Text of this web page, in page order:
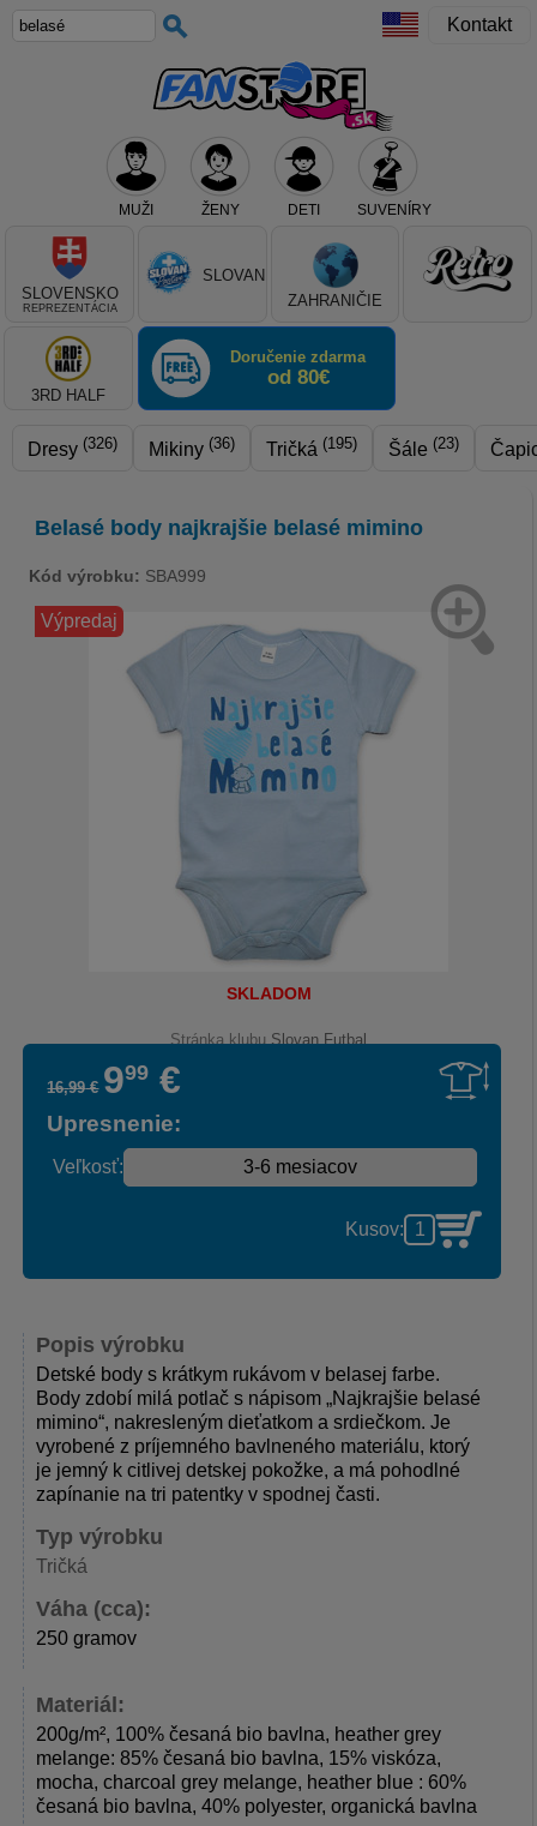
Kontakt
MUŽI ŽENY DETI SUVENÍRY
Teraz vyberte klub, alebo typ výrobku
SLOVENSKO
REPREZENTÁCIA
SLOVAN
ZAHRANIČIE
3RD HALF
Doručenie zdarma
od 80€
Dresy (326) Mikiny (36) Tričká (195) Šále (23)
Belasé body najkrajšie belasé mimino
Kód výrobku: SBA999
Výpredaj
SKLADOM
Stránka klubu Slovan Futbal
Popis výrobku
Detské body s krátkym rukávom v belasej farbe.
Body zdobí milá potlač s nápisom „Najkrajšie belasé
mimino“, nakresleným dieťatkom a srdiečkom. Je
vyrobené z príjemného bavlneného materiálu, ktorý
je jemný k citlivej detskej pokožke, a má pohodlné
zapínanie na tri patentky v spodnej časti.
Typ výrobku
Tričká
Váha (cca):
250 gramov
Materiál:
200g/m², 100% česaná bio bavlna, heather grey
melange: 85% česaná bio bavlna, 15% viskóza,
mocha, charcoal grey melange, heather blue : 60%
česaná bio bavlna, 40% polyester, organická bavlna
16,99€ 999 €
Upresnenie:
Veľkosť:
Kusov: